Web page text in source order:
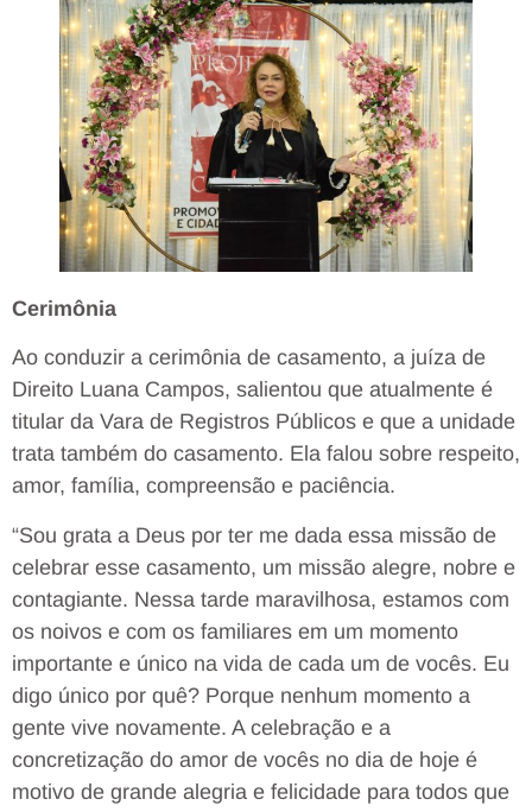
Cerimônia
Ao conduzir a cerimônia de casamento, a juíza de
Direito Luana Campos, salientou que atualmente é
titular da Vara de Registros Públicos e que a unidade
trata também do casamento. Ela falou sobre respeito,
amor, família, compreensão e paciência.
“Sou grata a Deus por ter me dada essa missão de
celebrar esse casamento, um missão alegre, nobre e
contagiante. Nessa tarde maravilhosa, estamos com
os noivos e com os familiares em um momento
importante e único na vida de cada um de vocês. Eu
digo único por quê? Porque nenhum momento a
gente vive novamente. A celebração e a
concretização do amor de vocês no dia de hoje é
motivo de grande alegria e felicidade para todos que